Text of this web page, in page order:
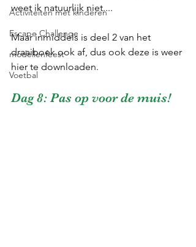
Activiteiten met kinderen
Escape Challenge
modellenfeest
Voetbal
weet ik natuurlijk niet....
Maar inmiddels is deel 2 van het
draaiboek ook af, dus ook deze is weer
hier te downloaden.
Dag 8: Pas op voor de muis!